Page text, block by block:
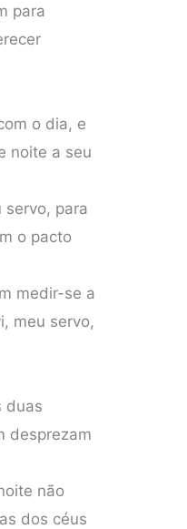
para
o dia, e
noite a seu
servo, para
o pacto
medir-se a
meu servo,
duas
desprezam
não
dos céus